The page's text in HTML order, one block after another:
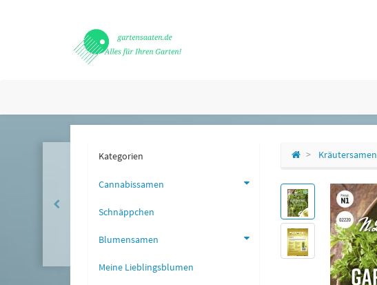
Kräutersamen
Kategorien
Cannabissamen
Schnäppchen
Blumensamen
Meine Lieblingsblumen